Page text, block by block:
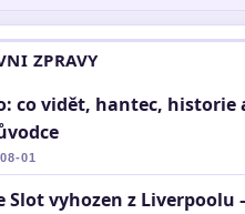
ZPRAVY
co vidět, hantec, historie
01
Slot vyhozen z Liverpoolu